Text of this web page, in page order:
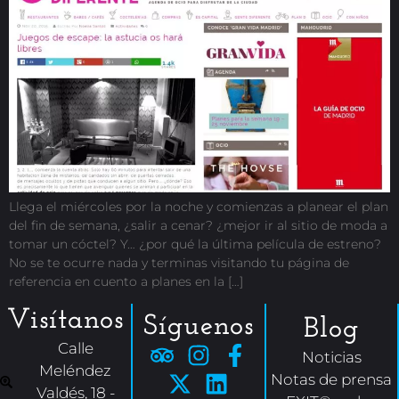
Llega el miércoles por la noche y comienzas a planear el plan
del fin de semana, ¿salir a cenar? ¿mejor ir al sitio de moda a
tomar un cóctel? Y… ¿por qué la última película de estreno?
No se te ocurre nada y terminas visitando tu página de
referencia en cuento a planes en la […]
Visítanos
Calle
Meléndez
Valdés, 18 -
Síguenos Blog
Noticias
Notas de prensa